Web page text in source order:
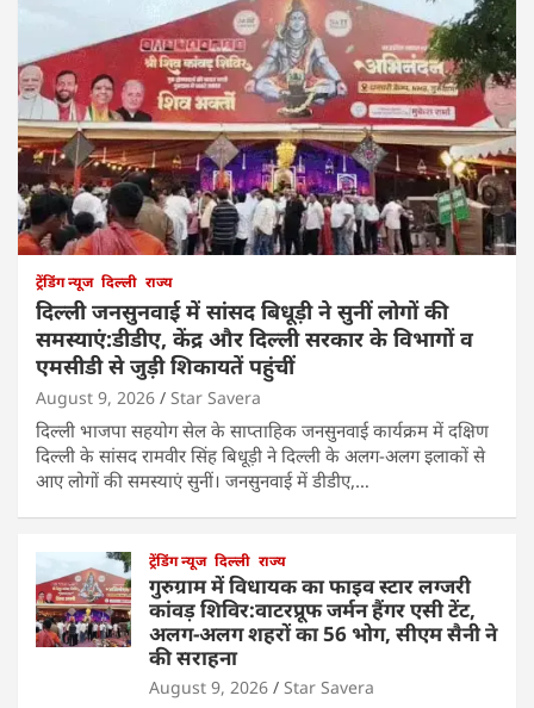
ट्रेंडिंग न्यूज दिल्ली राज्य
दिल्ली जनसुनवाई में सांसद बिधूड़ी ने सुनीं लोगों की
समस्याएं:डीडीए, केंद्र और दिल्ली सरकार के विभागों व
एमसीडी से जुड़ी शिकायतें पहुंचीं
August 9, 2026 Star Savera
दिल्ली भाजपा सहयोग सेल के साप्ताहिक जनसुनवाई कार्यक्रम में दक्षिण
दिल्ली के सांसद रामवीर सिंह बिधूड़ी ने दिल्ली के अलग-अलग इलाकों से
आए लोगों की समस्याएं सुनीं। जनसुनवाई में डीडीए,…
ट्रेंडिंग न्यूज दिल्ली राज्य
गुरुग्राम में विधायक का फाइव स्टार लग्जरी
कांवड़ शिविर:वाटरप्रूफ जर्मन हैंगर एसी टेंट,
अलग-अलग शहरों का 56 भोग, सीएम सैनी ने
की सराहना
August 9, 2026 Star Savera